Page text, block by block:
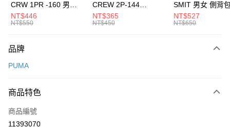
元大商業銀行
台灣樂天信用卡公司
全盈+PAY
AFTEE先享後付
【關於「AFTEE先享後付」】
便利好安心！
３．安心：先確認商品／服務後，再付款。
【「AFTEE先享後付」結帳流程】
１．於結帳方式選擇「AFTEE先享後付」後，將跳轉至「AFTEE先享後付」
運送方式
每筆NT$100，滿NT$1,500(含以上)免運費
宅配
CRW 1PR -160 男女
中統襪 FZ3393100
NT$446
NT$550
CREW 2P-144
EMBRDY 男女 短統襪
FZ3073133
NT$365
NT$450
SMIT 男女 側背
BA5871010
NT$527
NT$650
品牌
PUMA
商品特色
商品編號
11393070